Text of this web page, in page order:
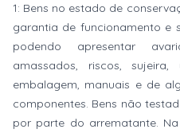
1: Bens no estado de
garantia de funcionamento e
podendo apresentar
amassados, riscos,
embalagem, manuais e de
componentes. Bens não
por parte do arrematante.